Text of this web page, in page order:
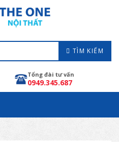
TÌM KIẾM
Tổng đài tư vấn
0949.345.687